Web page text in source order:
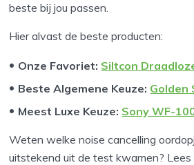
beste bij jou passen.
Hier alvast de beste producten:
Onze Favoriet: Siltcon
Beste Algemene Keuze: Golden
Meest Luxe Keuze: Sony WF-
Weten welke noise cancelling
uitstekend uit de test kwamen? Lees